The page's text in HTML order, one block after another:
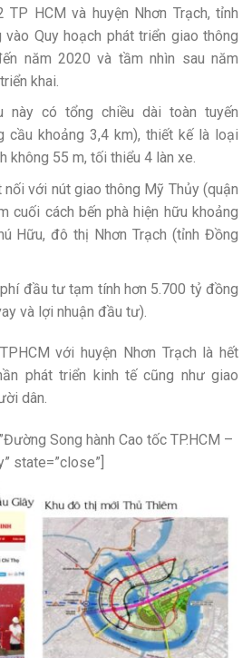
TP HCM và huyện Nhơn Trạch, tỉnh
Quy hoạch phát triển giao thông
năm 2020 và tầm nhìn sau năm
khai.
này có tổng chiều dài toàn tuyến
cầu khoảng 3,4 km), thiết kế là loại
không 55 m, tối thiểu 4 làn xe.
với nút giao thông Mỹ Thủy (quận
cuối cách bến phà hiện hữu khoảng
Hữu, đô thị Nhơn Trạch (tỉnh Đồng
đầu tư tạm tính hơn 5.700 tỷ đồng
và lợi nhuận đầu tư).
với huyện Nhơn Trạch là hết
phát triển kinh tế cũng như giao
dân.
Song hành Cao tốc TP.HCM –
state=”close”]